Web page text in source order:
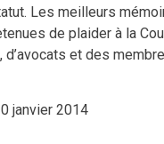
Les meilleurs
de plaider à la
et des
janvier 2014